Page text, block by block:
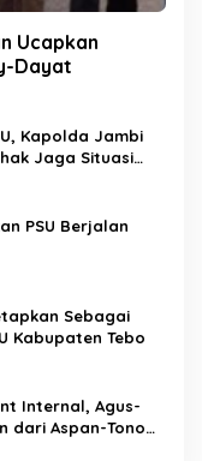
Ucapkan
Dayat
Kapolda Jambi
Jaga Situasi
PSU Berjalan
Sebagai
Kabupaten Tebo
Internal, Agus-
dari Aspan-Tono